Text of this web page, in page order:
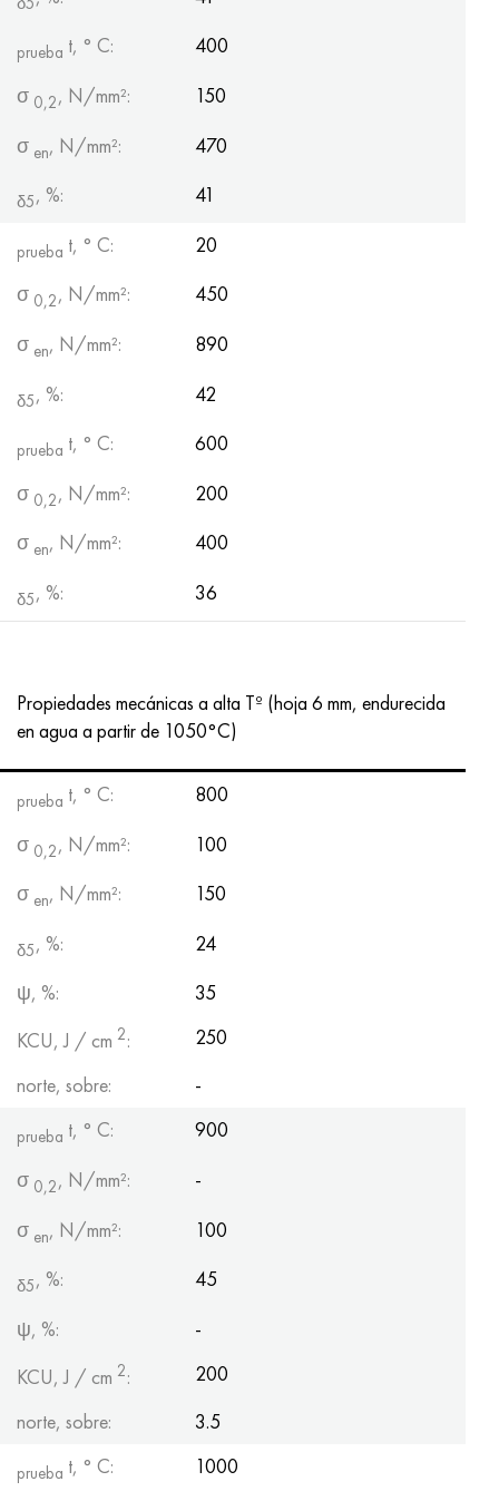
prueba t, ° С:
400
σ 0,2, N/mm²:
150
σ en, N/mm²: 470
δ5, %: 41
prueba t, ° С:
20
σ 0,2, N/mm²:
450
σ en, N/mm²: 890
δ5, %: 42
prueba t, ° С:
600
σ 0,2, N/mm²:
200
σ en, N/mm²: 400
δ5, %: 36
Propiedades mecánicas a alta Tº (hoja 6 mm, endurecida
en agua a partir de 1050°C)
prueba t, ° С:
800
σ 0,2, N/mm²:
100
σ en, N/mm²: 150
δ5, %:
24
ψ, %:
35
KCU, J / cm 2:
250
norte, sobre:
-
prueba t, ° С:
900
σ 0,2, N/mm²:
-
σ en, N/mm²: 100
δ5, %:
45
ψ, %:
-
KCU, J / cm 2:
200
norte, sobre:
3.5
prueba t, ° С:
1000